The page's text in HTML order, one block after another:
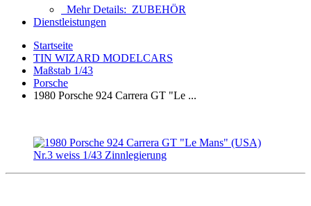
Mehr Details: ZUBEHÖR
Dienstleistungen
Startseite
TIN WIZARD MODELCARS
Maßstab 1/43
Porsche
1980 Porsche 924 Carrera GT "Le ...